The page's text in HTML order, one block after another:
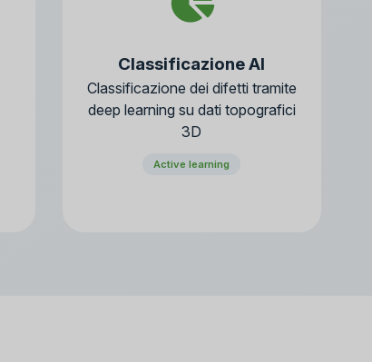
Classificazione AI
Classificazione dei difetti tramite
deep learning su dati topografici
3D
Active learning